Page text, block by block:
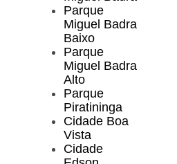
Parque
Miguel Badra
Baixo
Parque
Miguel Badra
Alto
Parque
Piratininga
Cidade Boa
Vista
Cidade